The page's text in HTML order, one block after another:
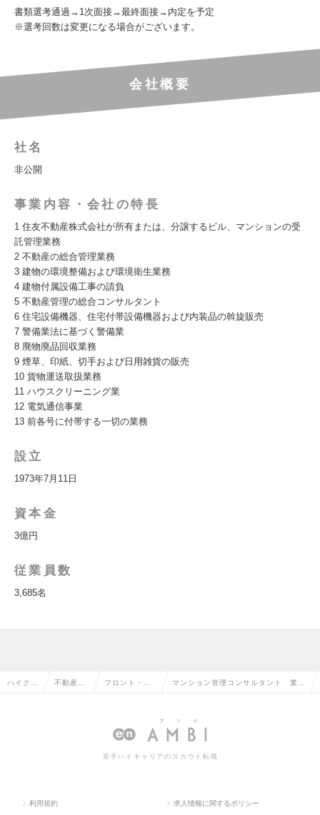
書類選考通過→1次面接→最終面接→内定を予定
※選考回数は変更になる場合がございます。
会社概要
社名
非公開
事業内容・会社の特長
1 住友不動産株式会社が所有または、分譲するビル、マンションの受
託管理業務
2 不動産の総合管理業務
3 建物の環境整備および環境衛生業務
4 建物付属設備工事の請負
5 不動産管理の総合コンサルタント
6 住宅設備機器、住宅付帯設備機器および内装品の斡旋販売
7 警備業法に基づく警備業
8 廃物廃品回収業務
9 煙草、印紙、切手および日用雑貨の販売
10 貨物運送取扱業務
11 ハウスクリーニング業
12 電気通信事業
13 前各号に付帯する一切の業務
設立
1973年7月11日
資本金
3億円
従業員数
3,685名
ハイクラ 不動産系 フロント・マ
の転職
マンション管理コンサルタント 業界
の求人情報
若手ハイキャリアのスカウト転職
利用規約 求人情報に関するポリシー